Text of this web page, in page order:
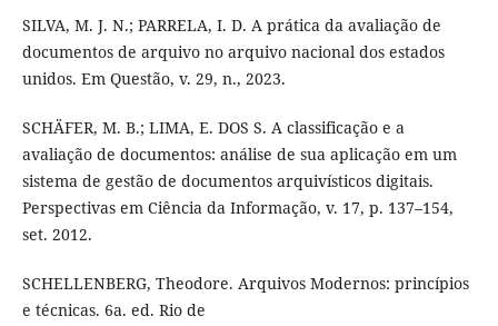
SILVA, M. J. N.; PARRELA, I. D. A prática da avaliação de
documentos de arquivo no arquivo nacional dos estados
unidos. Em Questão, v. 29, n., 2023.
SCHÄFER, M. B.; LIMA, E. DOS S. A classificação e a
avaliação de documentos: análise de sua aplicação em um
sistema de gestão de documentos arquivísticos digitais.
Perspectivas em Ciência da Informação, v. 17, p. 137–154,
set. 2012.
SCHELLENBERG, Theodore. Arquivos Modernos: princípios
e técnicas. 6a. ed. Rio de